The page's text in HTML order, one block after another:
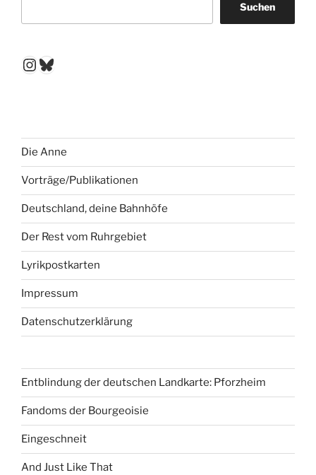
Suchen
Instagram
Bluesky
Die Anne
Vorträge/Publikationen
Deutschland, deine Bahnhöfe
Der Rest vom Ruhrgebiet
Lyrikpostkarten
Impressum
Datenschutzerklärung
Entblindung der deutschen Landkarte: Pforzheim
Fandoms der Bourgeoisie
Eingeschneit
And Just Like That